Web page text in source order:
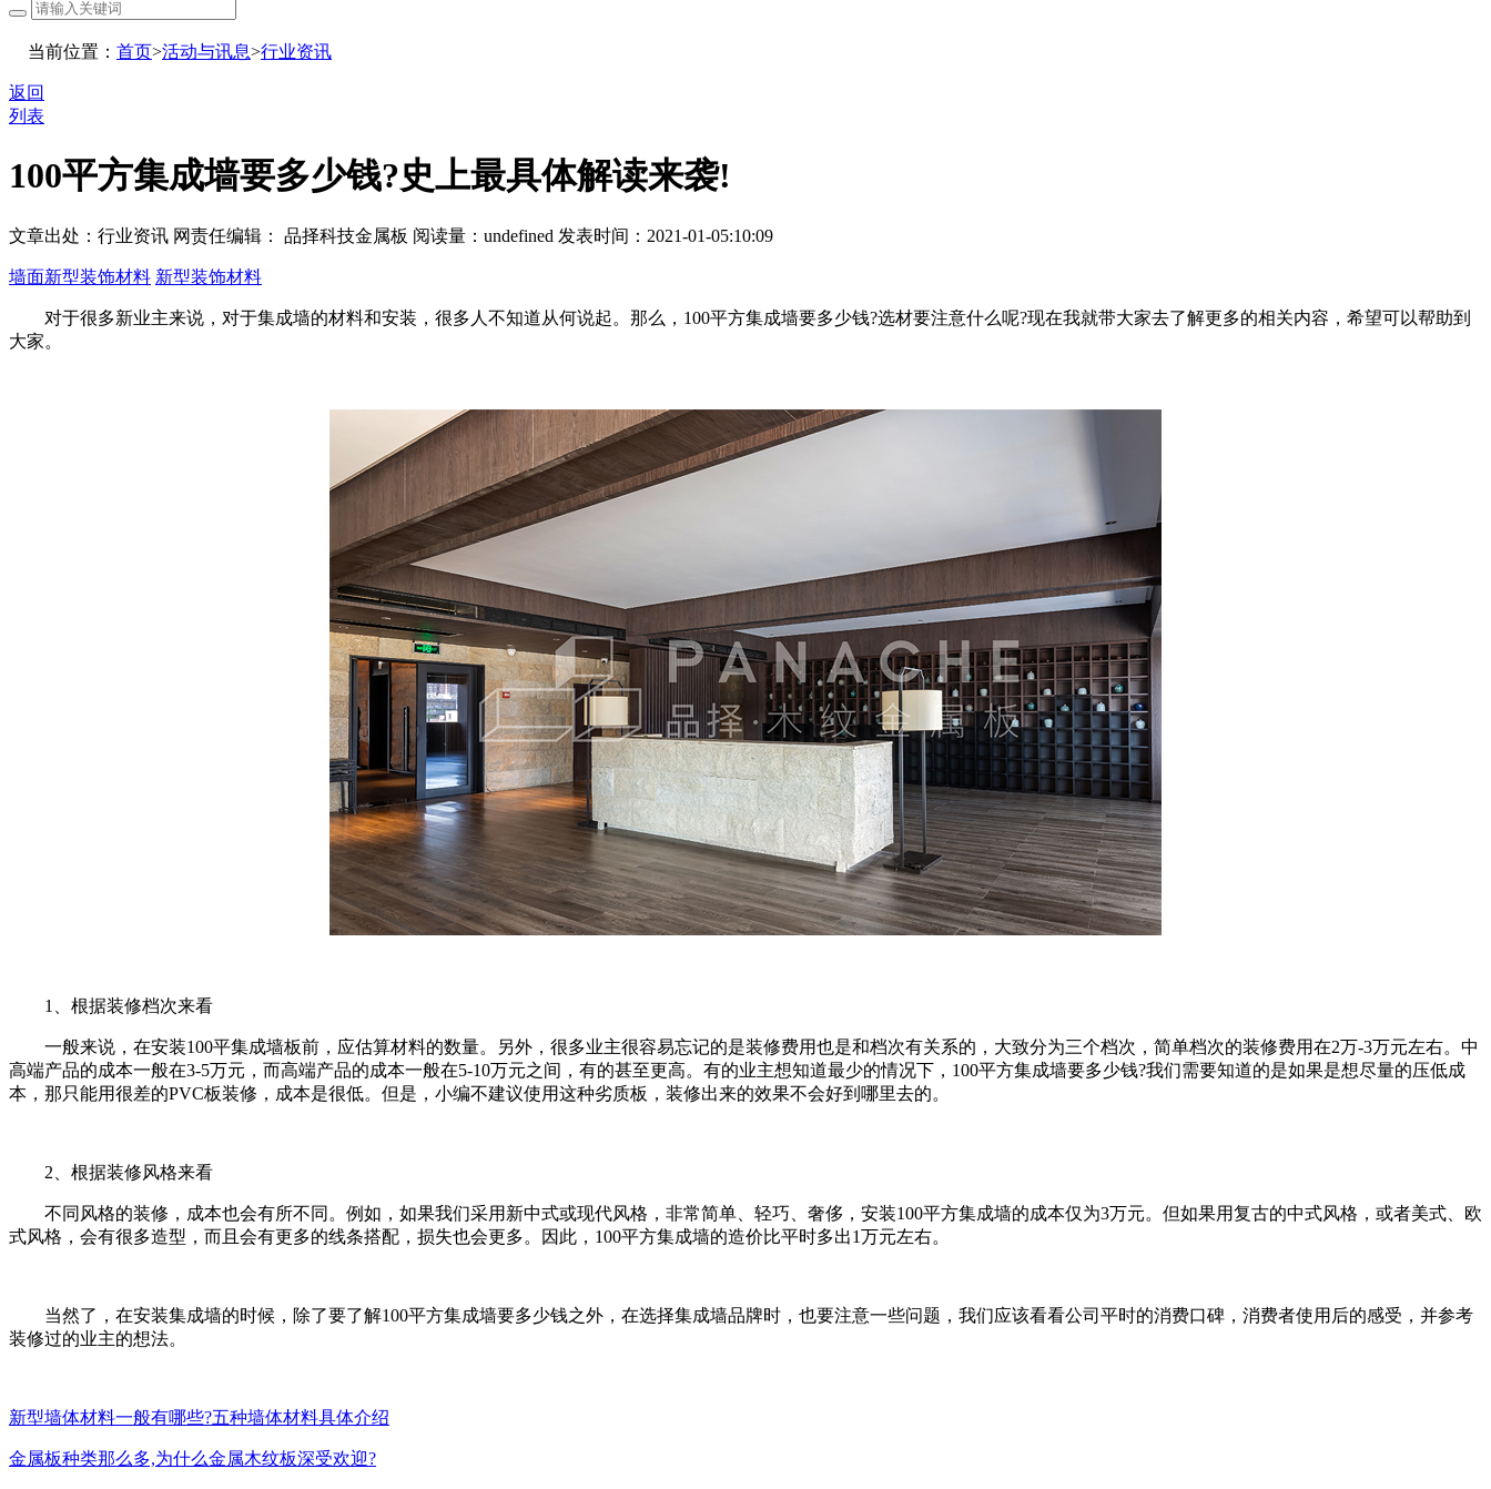
当前位置： 首页>活动与讯息>行业资讯
返回
列表
100平方集成墙要多少钱?史上最具体解读来袭!
文章出处：行业资讯 网责任编辑： 品择科技金属板 阅读量： undefined 发表时间：2021-01-05:10:09
墙面新型装饰材料 新型装饰材料
对于很多新业主来说，对于集成墙的材料和安装，很多人不知道从何说起。那么，100平方集成墙要多少钱?选材要注意什么呢?现在我就带大家去了解更多的相关内容，希望可以帮助到
大家。
1、根据装修档次来看
一般来说，在安装100平集成墙板前，应估算材料的数量。另外，很多业主很容易忘记的是装修费用也是和档次有关系的，大致分为三个档次，简单档次的装修费用在2万-3万元左右。中
高端产品的成本一般在3-5万元，而高端产品的成本一般在5-10万元之间，有的甚至更高。有的业主想知道最少的情况下，100平方集成墙要多少钱?我们需要知道的是如果是想尽量的压低成
本，那只能用很差的PVC板装修，成本是很低。但是，小编不建议使用这种劣质板，装修出来的效果不会好到哪里去的。
2、根据装修风格来看
不同风格的装修，成本也会有所不同。例如，如果我们采用新中式或现代风格，非常简单、轻巧、奢侈，安装100平方集成墙的成本仅为3万元。但如果用复古的中式风格，或者美式、欧
式风格，会有很多造型，而且会有更多的线条搭配，损失也会更多。因此，100平方集成墙的造价比平时多出1万元左右。
当然了，在安装集成墙的时候，除了要了解100平方集成墙要多少钱之外，在选择集成墙品牌时，也要注意一些问题，我们应该看看公司平时的消费口碑，消费者使用后的感受，并参考
装修过的业主的想法。
新型墙体材料一般有哪些?五种墙体材料具体介绍
金属板种类那么多,为什么金属木纹板深受欢迎?